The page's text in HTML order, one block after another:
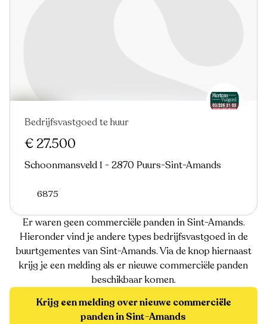
Bedrijfsvastgoed te huur
€ 27.500
Schoonmansveld 1 - 2870 Puurs-Sint-Amands
6875
Er waren geen commerciële panden in Sint-Amands.
Hieronder vind je andere types bedrijfsvastgoed in de
buurtgementes van Sint-Amands. Via de knop hiernaast
krijg je een melding als er nieuwe commerciële panden
beschikbaar komen.
Krijg een melding over nieuwe commerciële
panden in Sint-Amands